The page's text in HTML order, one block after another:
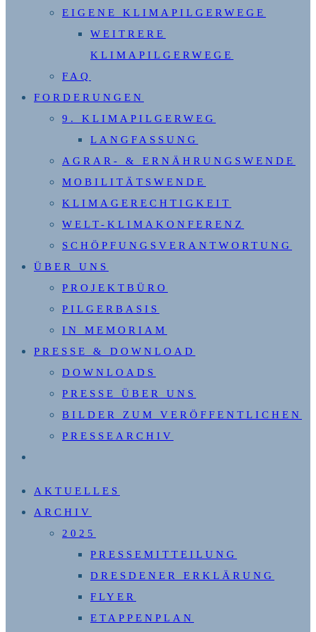
EIGENE KLIMAPILGERWEGE
WEITRERE
KLIMAPILGERWEGE
FAQ
FORDERUNGEN
9. KLIMAPILGERWEG
LANGFASSUNG
AGRAR- & ERNÄHRUNGSWENDE
MOBILITÄTSWENDE
KLIMAGERECHTIGKEIT
WELT-KLIMAKONFERENZ
SCHÖPFUNGSVERANTWORTUNG
ÜBER UNS
PROJEKTBÜRO
PILGERBASIS
IN MEMORIAM
PRESSE & DOWNLOAD
DOWNLOADS
PRESSE ÜBER UNS
BILDER ZUM VERÖFFENTLICHEN
PRESSEARCHIV
UMSCHALTEN
AKTUELLES
ARCHIV
2025
PRESSEMITTEILUNG
DRESDENER ERKLÄRUNG
FLYER
ETAPPENPLAN